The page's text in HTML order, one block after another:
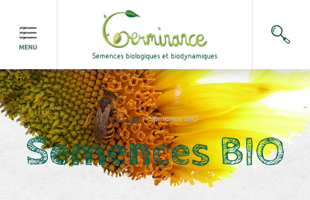
Accueil>Semence BIO
Semences BIO